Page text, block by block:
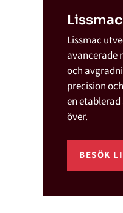
Lissmac
Lissmac
avancerade
och
precision
en
över.
BESÖK